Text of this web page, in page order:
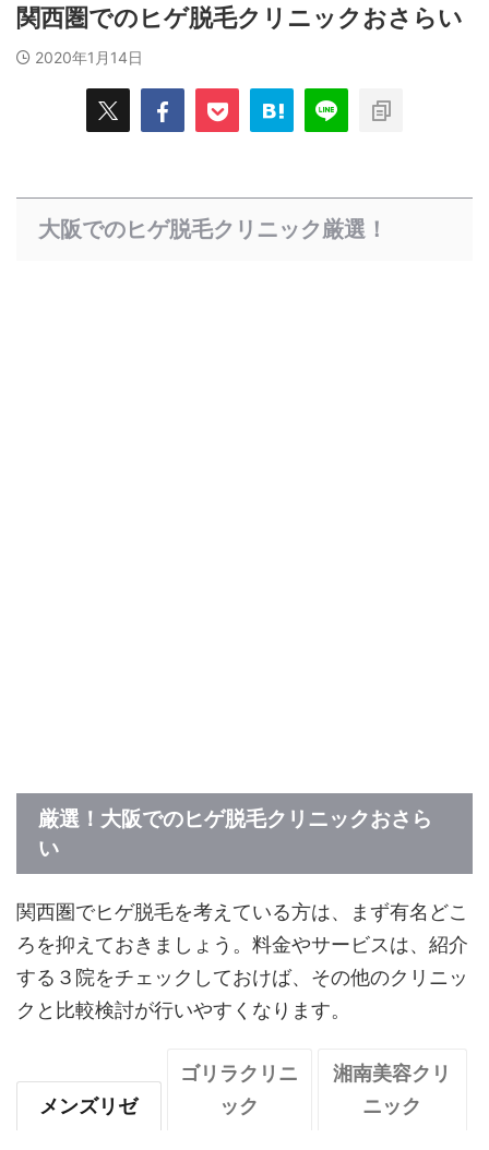
関西圏でのヒゲ脱毛クリニックおさらい
2020年1月14日
大阪でのヒゲ脱毛クリニック厳選！
厳選！大阪でのヒゲ脱毛クリニックおさら
い
関西圏でヒゲ脱毛を考えている方は、まず有名どこ
ろを抑えておきましょう。料金やサービスは、紹介
する３院をチェックしておけば、その他のクリニッ
クと比較検討が行いやすくなります。
メンズリゼ
ゴリラクリニ
ック
湘南美容クリ
ニック